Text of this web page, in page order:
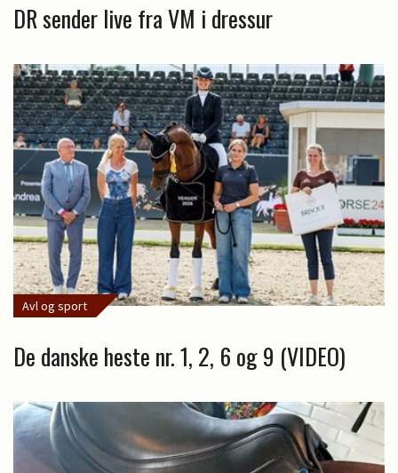
DR sender live fra VM i dressur
Avl og sport
De danske heste nr. 1, 2, 6 og 9 (VIDEO)